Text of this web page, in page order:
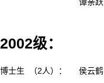
2002级：
博士生 （2人）：
侯云